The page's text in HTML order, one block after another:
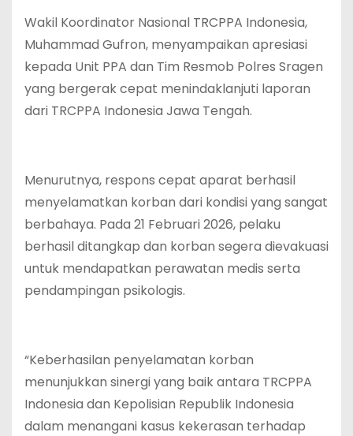
Wakil Koordinator Nasional TRCPPA Indonesia,
Muhammad Gufron, menyampaikan apresiasi
kepada Unit PPA dan Tim Resmob Polres Sragen
yang bergerak cepat menindaklanjuti laporan
dari TRCPPA Indonesia Jawa Tengah.
Menurutnya, respons cepat aparat berhasil
menyelamatkan korban dari kondisi yang sangat
berbahaya. Pada 21 Februari 2026, pelaku
berhasil ditangkap dan korban segera dievakuasi
untuk mendapatkan perawatan medis serta
pendampingan psikologis.
“Keberhasilan penyelamatan korban
menunjukkan sinergi yang baik antara TRCPPA
Indonesia dan Kepolisian Republik Indonesia
dalam menangani kasus kekerasan terhadap